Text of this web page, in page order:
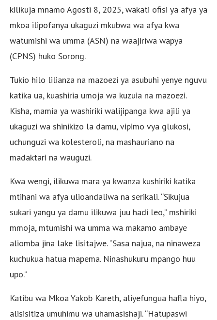
kilikuja mnamo Agosti 8, 2025, wakati ofisi ya afya ya
mkoa ilipofanya ukaguzi mkubwa wa afya kwa
watumishi wa umma (ASN) na waajiriwa wapya
(CPNS) huko Sorong.
Tukio hilo lilianza na mazoezi ya asubuhi yenye nguvu
katika ua, kuashiria umoja wa kuzuia na mazoezi.
Kisha, mamia ya washiriki walijipanga kwa ajili ya
ukaguzi wa shinikizo la damu, vipimo vya glukosi,
uchunguzi wa kolesteroli, na mashauriano na
madaktari na wauguzi.
Kwa wengi, ilikuwa mara ya kwanza kushiriki katika
mtihani wa afya ulioandaliwa na serikali. “Sikujua
sukari yangu ya damu ilikuwa juu hadi leo,” mshiriki
mmoja, mtumishi wa umma wa makamo ambaye
aliomba jina lake lisitajwe. “Sasa najua, na ninaweza
kuchukua hatua mapema. Ninashukuru mpango huu
upo.”
Katibu wa Mkoa Yakob Kareth, aliyefungua hafla hiyo,
alisisitiza umuhimu wa uhamasishaji. “Hatupaswi